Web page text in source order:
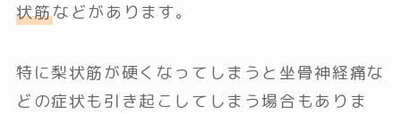
状筋などがあります。
特に梨状筋が硬くなってしまうと坐骨神経痛な
どの症状も引き起こしてしまう場合もありま